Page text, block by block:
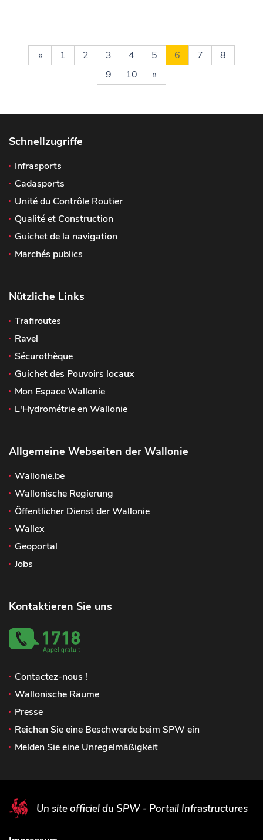
« 1 2 3 4 5 6 7
8
9
10 »
Schnellzugriffe
Infrasports
Cadasports
Unité du Contrôle Routier
Qualité et Construction
Guichet de la navigation
Marchés publics
Nützliche Links
Trafiroutes
Ravel
Sécurothèque
Guichet des Pouvoirs locaux
Mon Espace Wallonie
L'Hydrométrie en Wallonie
Allgemeine Webseiten der Wallonie
Wallonie.be
Wallonische Regierung
Öffentlicher Dienst der Wallonie
Wallex
Geoportal
Jobs
Kontaktieren Sie uns
Contactez-nous !
Wallonische Räume
Presse
Reichen Sie eine Beschwerde beim SPW ein
Melden Sie eine Unregelmäßigkeit
Un site officiel du SPW - Portail Infrastructures